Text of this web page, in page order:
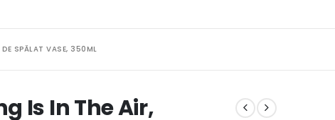
SPĂLAT VASE, 350ML
Is In The Air,